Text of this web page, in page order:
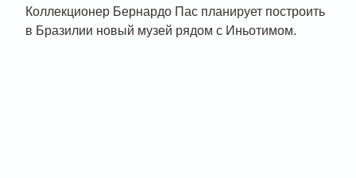
Коллекционер Бернардо Пас планирует построить
в Бразилии новый музей рядом с Иньотимом.